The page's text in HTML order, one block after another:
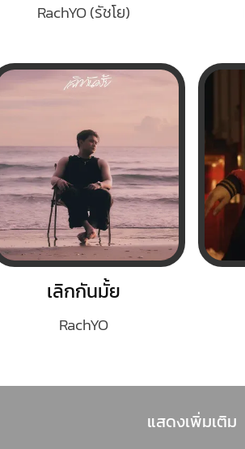
RachYO (รัชโย)
เลิกกันมั้ย
RachYO
แสดงเพิ่มเติม